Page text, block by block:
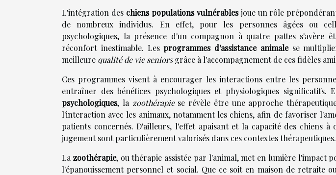
L'intégration des chiens populations vulnérablesjoue un rôle
de nombreux individus. En effet, pour les personnes âgées ou
psychologiques, la présence d'un compagnon à quatre pattes s'avère
réconfort inestimable. Lesprogrammes d'assistance animalese
meilleure qualité de vie seniorsgrâce à l'accompagnement de ces fidèles
Ces programmes visent à encourager les interactions entre les
entraîner des bénéfices psychologiques et physiologiques significatifs.
psychologiques, la zoothérapiese révèle être une approche
l'interaction avec les animaux, notamment les chiens, afin de favoriser
patients concernés. D'ailleurs, l'effet apaisant et la capacité des chiens
jugement sont particulièrement valorisés dans ces contextes thérapeutiques.
La zoothérapie, ou thérapie assistée par l'animal, met en lumière l'impact
l'épanouissement personnel et social. Que ce soit en maison de retraite